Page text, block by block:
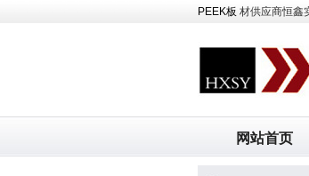
PEEK板 材供应商恒鑫
网站首页